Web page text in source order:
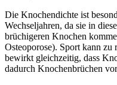
Die Knochendichte ist
Wechseljahren, da sie in
brüchigeren Knochen
Osteoporose). Sport kann zu
bewirkt gleichzeitig, dass
dadurch Knochenbrüchen